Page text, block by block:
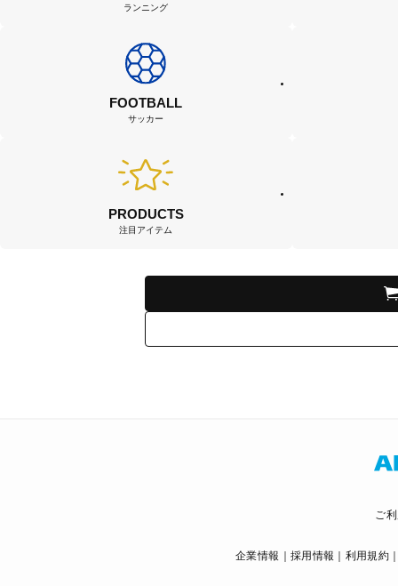
ランニング
FOOTBALL
サッカー
PRODUCTS
注目アイテム
ご
企業情報 採用情報 利用規約